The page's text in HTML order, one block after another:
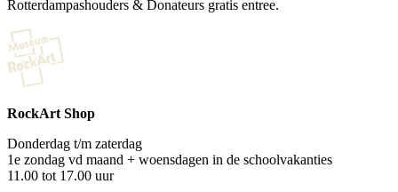
Rotterdampashouders & Donateurs gratis entree.
RockArt Shop
Donderdag t/m zaterdag
1e zondag vd maand + woensdagen in de schoolvakanties
11.00 tot 17.00 uur